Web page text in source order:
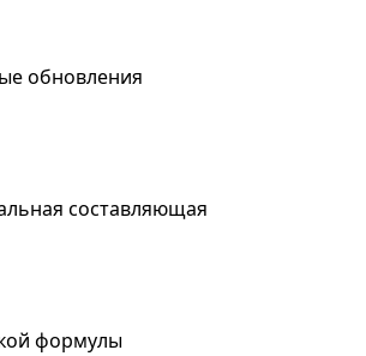
обновления
составляющая
формулы